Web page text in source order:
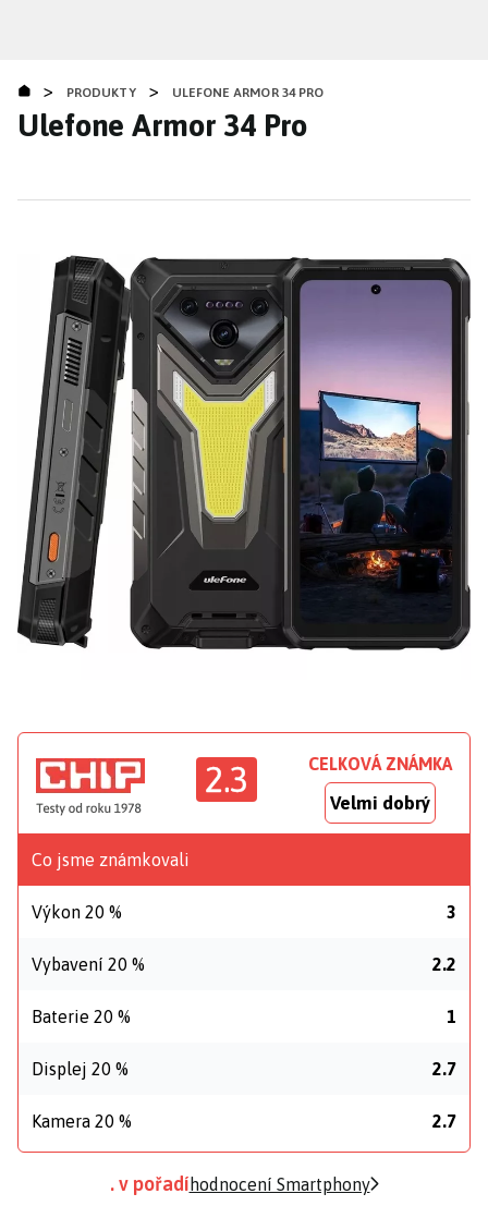
obsahu
> PRODUKTY > ULEFONE ARMOR 34 PRO
Ulefone Armor 34 Pro
2.3 CELKOVÁ ZNÁMKA
Velmi dobrý
Co jsme známkovali
Výkon 20 % 3
Vybavení 20 % 2.2
Baterie 20 % 1
Displej 20 % 2.7
Kamera 20 % 2.7
. v pořadí hodnocení Smartphony